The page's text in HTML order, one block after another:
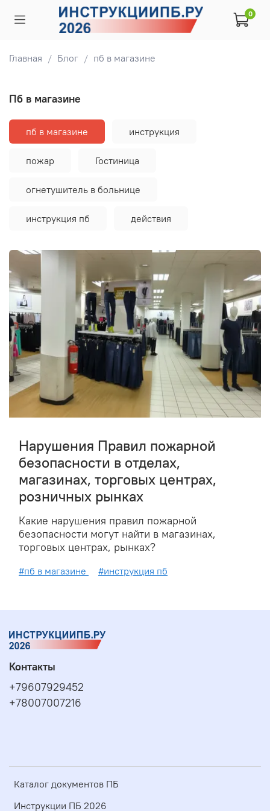
0
Главная Блог пб в магазине
пб в магазине
пб в магазине инструкция
пожар Гостиница
огнетушитель в больнице
инструкция пб действия
Нарушения Правил пожарной
безопасности в отделах,
магазинах, торговых центрах,
розничных рынках
Какие нарушения правил пожарной
безопасности могут найти в магазинах,
торговых центрах, рынках?
#пб в магазине #инструкция пб
Каталог документов ПБ
Инструкции ПБ 2026
Контакты
+79607929452
+78007007216